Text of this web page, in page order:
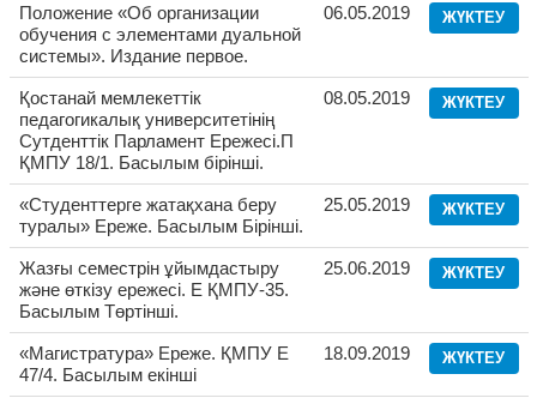
Положение «Об организации
обучения с элементами дуальной
системы». Издание первое.
06.05.2019 ЖҮКТЕУ
Қостанай мемлекеттік
педагогикалық университетінің
Сутденттік Парламент Ережесі.П
ҚМПУ 18/1. Басылым бірінші.
08.05.2019 ЖҮКТЕУ
«Студенттерге жатақхана беру
туралы» Ереже. Басылым Бірінші.
25.05.2019 ЖҮКТЕУ
Жазғы семестрін ұйымдастыру
және өткізу ережесі. Е ҚМПУ-35.
Басылым Төртінші.
25.06.2019 ЖҮКТЕУ
«Магистратура» Ереже. ҚМПУ Е
47/4. Басылым екінші
18.09.2019 ЖҮКТЕУ